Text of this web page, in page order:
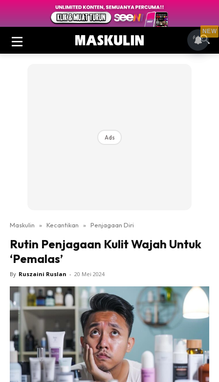
Ads
Maskulin » Kecantikan » Penjagaan Diri
Rutin Penjagaan Kulit Wajah Untuk
‘Pemalas’
By Ruszaini Ruslan - 20 Mei 2024
NEW